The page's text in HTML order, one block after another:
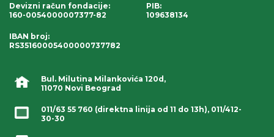
Bul. Milutina Milankovića 120d,
11070 Novi Beograd
011/63 55 760 (direktna linija od 11 do 13h), 011/412-
30-30
Devizni račun fondacije:
160-0054000007377-82
IBAN broj:
RS35160005400000737782
PIB:
109638134